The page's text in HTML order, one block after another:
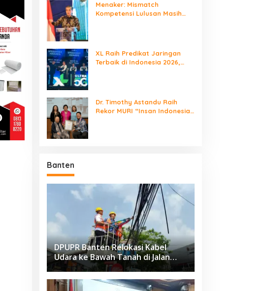
Menaker: Mismatch
Kompetensi Lulusan Masih
XL Raih Predikat Jaringan
Terbaik di Indonesia 2026,
Dr. Timothy Astandu Raih
Rekor MURI “Insan Indonesia
Banten
DPUPR Banten Relokasi Kabel
Udara ke Bawah Tanah di Jalan
Raden Fatah Ciledug